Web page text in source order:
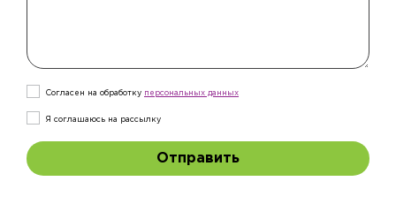
Отправить
Согласен на обработку персональныx данных
Я соглашаюсь на рассылку